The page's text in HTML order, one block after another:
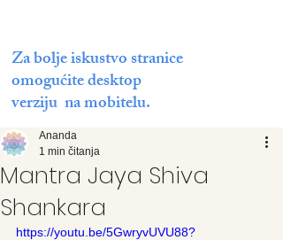
Za bolje iskustvo stranice
omogućite desktop
verziju na mobitelu.
Mantra Jaya Shiva
Shankara
Ananda
1 min čitanja
https://youtu.be/5GwryvUVU88?